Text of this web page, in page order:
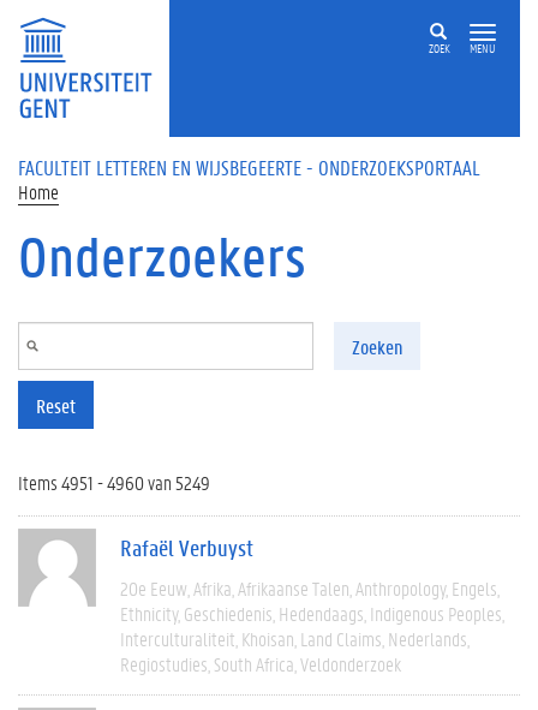
Overslaan en naar de inhoud gaan
ZOEK MENU
FACULTEIT LETTEREN EN WIJSBEGEERTE - ONDERZOEKSPORTAAL
Home
Onderzoekers
Zoeken
Reset
Items 4951 - 4960 van 5249
Rafaël Verbuyst
20e Eeuw Afrika Afrikaanse Talen Anthropology Engels
Ethnicity Geschiedenis Hedendaags Indigenous Peoples
Interculturaliteit Khoisan Land Claims Nederlands
Regiostudies South Africa Veldonderzoek